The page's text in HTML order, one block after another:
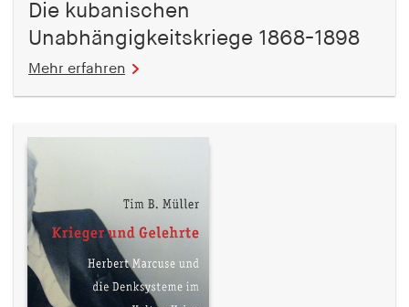
Die kubanischen
Unabhängigkeitskriege 1868-1898
Mehr erfahren